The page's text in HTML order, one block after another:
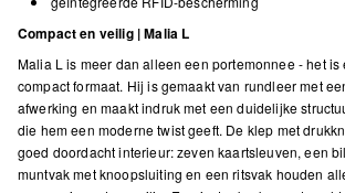
Compact en veilig | Malia L
Malia L is meer dan alleen een portemonnee - het is
compact formaat. Hij is gemaakt van rundleer met
afwerking en maakt indruk met een duidelijke
die hem een moderne twist geeft. De klep met
goed doordacht interieur: zeven kaartsleuven, een
muntvak met knoopsluiting en een ritsvak houden